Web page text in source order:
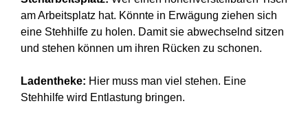
am Arbeitsplatz hat. Könnte in Erwägung ziehen sich
eine Stehhilfe zu holen. Damit sie abwechselnd sitzen
und stehen können um ihren Rücken zu schonen.
Ladentheke: Hier muss man viel stehen. Eine
Stehhilfe wird Entlastung bringen.